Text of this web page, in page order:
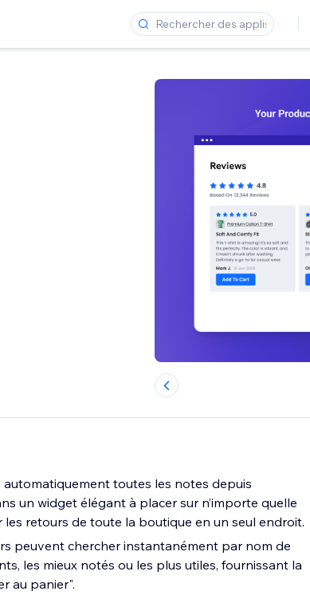
automatiquement toutes les notes depuis
un widget élégant à placer sur n’importe quelle
retours de toute la boutique en un seul endroit.
peuvent chercher instantanément par nom de
les mieux notés ou les plus utiles, fournissant la
au panier".